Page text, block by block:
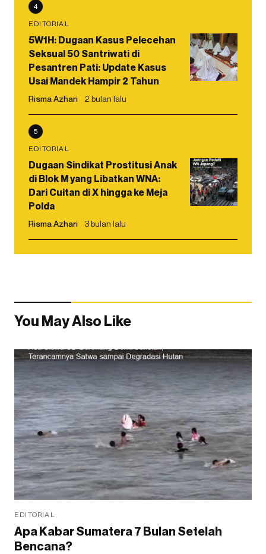
4
EDITORIAL
5W1H: Dugaan Kasus Pelecehan
Seksual 50 Santriwati di
Pesantren Pati: Update Kasus
Usai Mandek Hampir 2 Tahun
Risma Azhari 2 bulan lalu
5
EDITORIAL
Dugaan Sindikat Prostitusi Anak
di Blok M yang Libatkan WNA:
Dari Cuitan di X hingga ke Meja
Polda
Risma Azhari 3 bulan lalu
You May Also Like
EDITORIAL
Apa Kabar Sumatera 7 Bulan Setelah
Bencana?